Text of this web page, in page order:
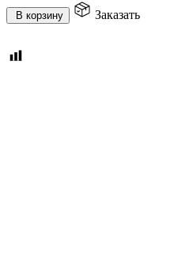
В корзину Заказать